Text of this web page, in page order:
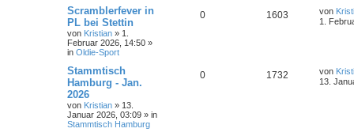
Scramblerfever in
PL bei Stettin
von Kristian » 1.
Februar 2026, 14:50 »
in Oldie-Sport
0 1603 von
1.
Stammtisch
Hamburg - Jan.
2026
von Kristian » 13.
Januar 2026, 03:09 » in
Stammtisch Hamburg
0 1732 von
13.